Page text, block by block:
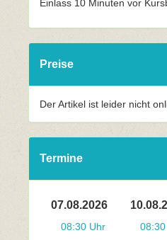
Einlass 10 Minuten vor
Preise
Der Artikel ist leider nicht
Termine
07.08.2026
08:30 Uhr